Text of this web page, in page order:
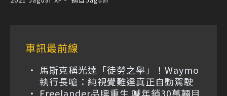
車訊最前線
馬斯克稱光達「徒勞之舉」！Waymo
執行長嗆：純視覺難達真正自動駕駛
Freelander品牌重生 喊年銷30萬輛目